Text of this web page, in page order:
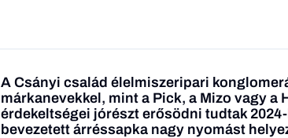
A Csányi család élelmiszeripari
márkanevekkel, mint a Pick, a Mizo vagy a
érdekeltségei jórészt erősödni tudtak
bevezetett árréssapka nagy nyomást